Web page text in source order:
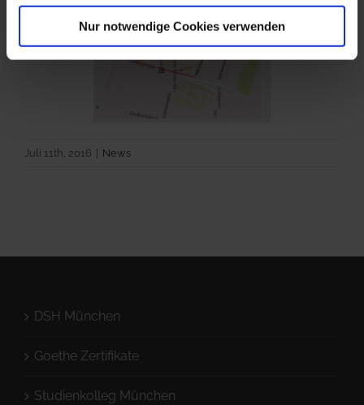
Nur notwendige Cookies verwenden
Juli 11th, 2016 News
DSH München
Goethe Zertifikate
Studienkolleg München